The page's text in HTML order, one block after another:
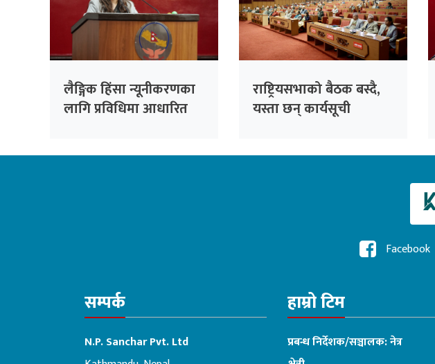
लैङ्गिक हिंसा न्यूनीकरणका
लागि प्रविधिमा आधारित
राष्ट्रियसभाको बैठक बस्दै,
यस्ता छन् कार्यसूची
Facebook
सम्पर्क
N.P. Sanchar Pvt. Ltd
हाम्रो टिम
प्रबन्ध निर्देशक/सञ्चालक: नेत्र